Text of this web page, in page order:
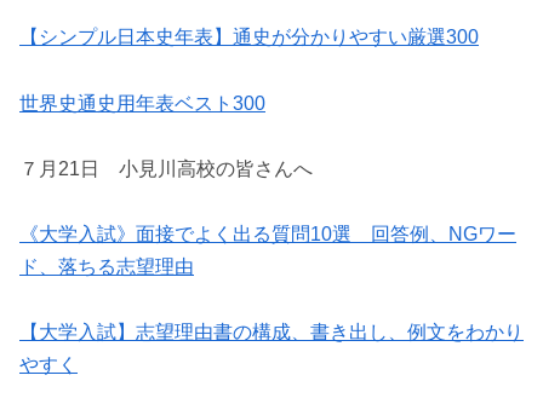
【シンプル日本史年表】通史が分かりやすい厳選300
世界史通史用年表ベスト300
７月21日 小見川高校の皆さんへ
《大学入試》面接でよく出る質問10選 回答例、NGワー
ド、落ちる志望理由
【大学入試】志望理由書の構成、書き出し、例文をわかり
やすく